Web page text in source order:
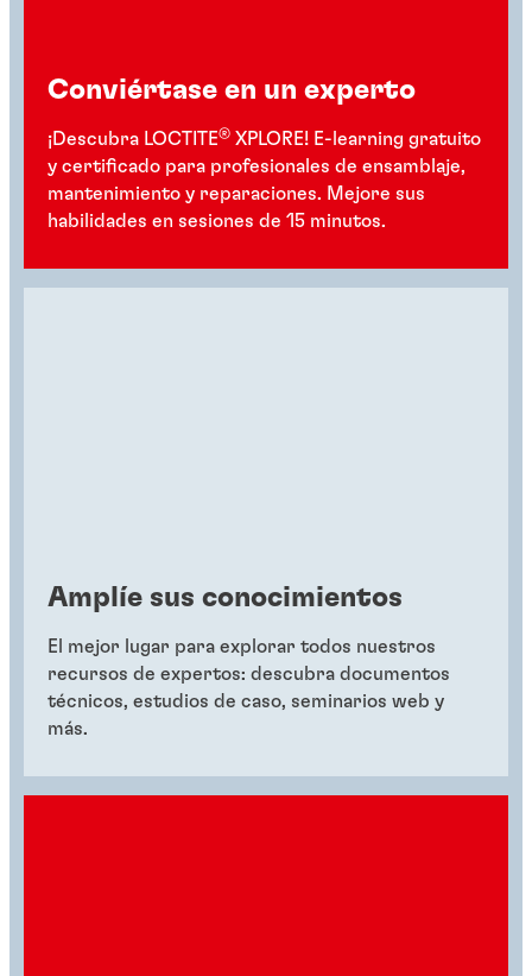
Conviértase en un experto
¡Descubra LOCTITE® XPLORE! E-learning gratuito
y certificado para profesionales de ensamblaje,
mantenimiento y reparaciones. Mejore sus
habilidades en sesiones de 15 minutos.
Amplíe sus conocimientos
El mejor lugar para explorar todos nuestros
recursos de expertos: descubra documentos
técnicos, estudios de caso, seminarios web y
más.